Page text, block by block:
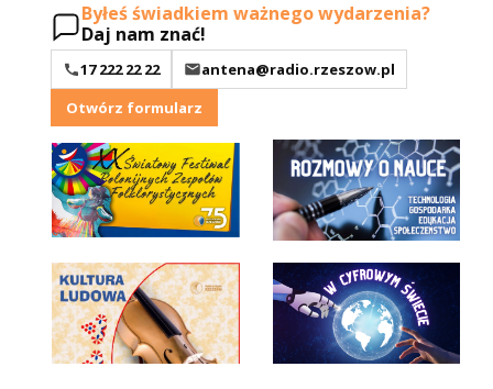
Byłeś świadkiem ważnego wydarzenia?
Daj nam znać!
17 222 22 22
antena@radio.rzeszow.pl
Otwórz formularz